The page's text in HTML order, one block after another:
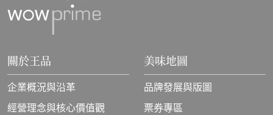
關於王品
企業概況與沿革
經營理念與核心價值觀
美味地圖
品牌發展與版圖
票券專區